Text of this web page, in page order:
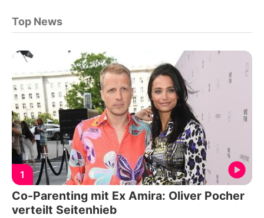
Top News
1
Co-Parenting mit Ex Amira: Oliver Pocher
verteilt Seitenhieb